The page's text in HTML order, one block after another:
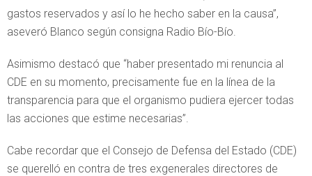
gastos reservados y así lo he hecho saber en la causa”,
aseveró Blanco según consigna Radio Bío-Bío.
Asimismo destacó que “haber presentado mi renuncia al
CDE en su momento, precisamente fue en la línea de la
transparencia para que el organismo pudiera ejercer todas
las acciones que estime necesarias”.
Cabe recordar que el Consejo de Defensa del Estado (CDE)
se querelló en contra de tres exgenerales directores de